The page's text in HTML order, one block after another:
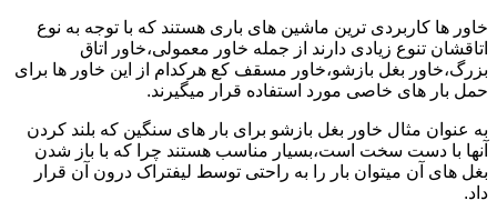
خاور ها کاربردی ترین ماشین های باری هستند که با توجه به نوع
اتاقشان تنوع زیادی دارند از جمله خاور معمولی،خاور اتاق
بزرگ،خاور بغل بازشو،خاور مسقف کع هرکدام از این خاور ها برای
حمل بار های خاصی مورد استفاده قرار میگیرند.
به عنوان مثال خاور بغل بازشو برای بار های سنگین که بلند کردن
آنها با دست سخت است،بسیار مناسب هستند چرا که با باز شدن
بغل های آن میتوان بار را به راحتی توسط لیفتراک درون آن قرار
داد.